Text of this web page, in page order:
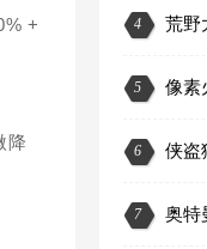
+
降
4 荒野
5 像素
6
7 奥特